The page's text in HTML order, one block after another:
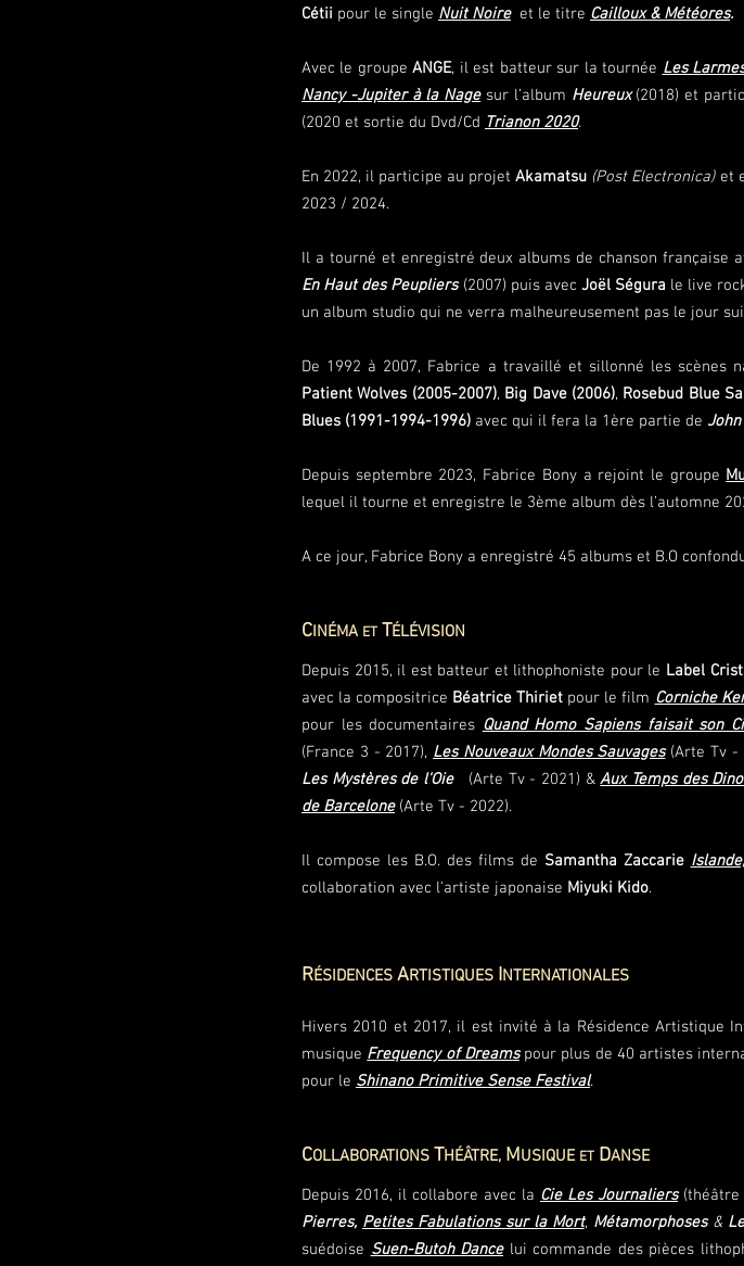
Cétii pour le single Nuit Noireet le titre Cailloux & Météores.
Avec le groupeANGE, il est batteur sur la tournée Les
Nancy -Jupiter à la Nagesur l’album Heureux(2018) et
(2020 et sortie du Dvd/Cd Trianon 2020.
En 2022, il participe au projet Akamatsu (Post Electronica)et
2023 / 2024.
Il a tourné et enregistré deux albums de chanson française
En Haut des Peupliers(2007) puis avec Joël Ségura le live
un album studio qui ne verra malheureusement pas le jour
De 1992 à 2007, Fabrice a travaillé et sillonné les scènes
Patient Wolves (2005-2007), Big Dave (2006), Rosebud Blue
Blues (1991-1994-1996) avec qui il fera la 1ère partie de
Depuis septembre 2023, Fabrice Bony a rejoint le groupe
lequel il tourne et enregistre le 3ème album dès l’automne
A ce jour, Fabrice Bony a enregistré 45 albums et B.O
CINÉMA ET TÉLÉVISION
Depuis 2015, il est batteur et lithophoniste pour le Label
avec la compositrice Béatrice Thiriet pour le film Corniche
pour les documentaires Quand Homo Sapiens faisait son
(France 3 - 2017), Les Nouveaux Mondes Sauvages(Arte Tv -
Les Mystères de l'Oie(Arte Tv - 2021) &Aux Temps des
de Barcelone (Arte Tv - 2022).
Il compose les B.O. des films de Samantha Zaccarie Islande,
collaboration avec l'artiste japonaise Miyuki Kido.
RÉSIDENCES ARTISTIQUES INTERNATIONALES
Hivers 2010 et 2017, il est invité à la Résidence Artistique
musique Frequency of Dreamspour plus de 40 artistes
pour le Shinano Primitive Sense Festival.
COLLABORATIONS THÉÂTRE, MUSIQUE ET DANSE
Depuis 2016, il collabore avec la Cie Les Journaliers(théâtre
Pierres, Petites Fabulations sur la Mort, Métamorphoses &
suédoise Suen-Butoh Dancelui commande des pièces